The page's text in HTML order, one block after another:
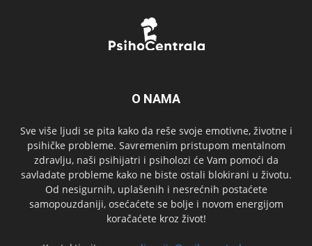
O NAMA
Sve više ljudi se pita kako da reše svoje emotivne, životne i
psihičke probleme. Savremenim pristupom mentalnom
zdravlju, naši psihijatri i psiholozi će Vam pomoći da
savladate probleme kako ne biste ostali blokirani u životu.
Od nesigurnih, uplašenih i nesrećnih postaćete
samopouzdaniji, osećaćete se bolje i novom energijom
koračaćete kroz život!